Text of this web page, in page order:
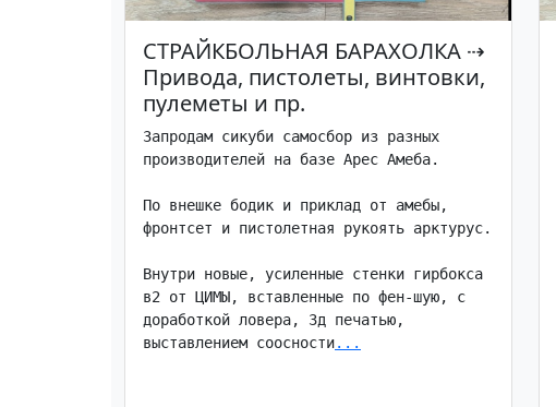
СТРАЙКБОЛЬНАЯ БАРАХОЛКА ⇢
Привода, пистолеты, винтовки,
пулеметы и пр.
Запродам сикуби самосбор из разных
производителей на базе Арес Амеба.
По внешке бодик и приклад от амебы,
фронтсет и пистолетная рукоять арктурус.
Внутри новые, усиленные стенки гирбокса
в2 от ЦИМЫ, вставленные по фен-шую, с
доработкой ловера, 3д печатью,
выставлением соосности...